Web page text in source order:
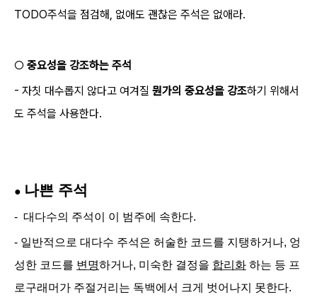
TODO주석을 점검해, 없애도 괜찮은 주석은 없애라.
○ 중요성을 강조하는 주석
- 자칫 대수롭지 않다고 여겨질 뭔가의 중요성을 강조하기 위해서
도 주석을 사용한다.
● 나쁜 주석
- 대다수의 주석이 이 범주에 속한다.
- 일반적으로 대다수 주석은 허술한 코드를 지탱하거나, 엉
성한 코드를 변명하거나, 미숙한 결정을 합리화 하는 등 프
로구래머가 주절거리는 독백에서 크게 벗어나지 못한다.